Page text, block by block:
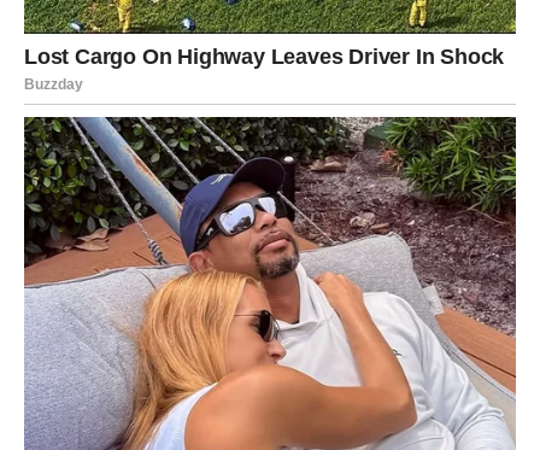
je reputaciju zvijezde bez premca. Njezino putovanje do slave
počelo je u pozadini povijesti njezine obitelji, koja potječe iz
živahne četvrti Zemun 1947. Odrastajući u kulturno bogatom
okruženju Vračara, iskusila je jedinstvenu mješavinu tradicija i
utjecaja tijekom svojih ranih godina.
Temelj za njezina buduća postignuća postavljen je tijekom
njezina odrastanja i ranih godina. Od ranog je djetinjstva
pokazivala jasan afinitet prema glazbi, što dokazuje i njezina
inicijacija u sviranju klavira. Ta duboka ljubav prema glazbi
potaknula ju je da nastavi školovanje ne samo u redovnoj
osnovnoj školi, već iu specijaliziranoj glazbenoj ustanovi.
Usporedno s akademskim putem postala je učenica IV
beogradske gimnazije, gdje je zaronila u sfere prirodoslovlja i